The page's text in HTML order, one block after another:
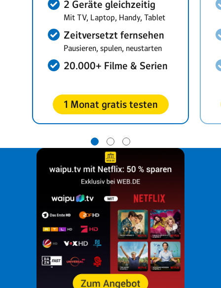
2 Geräte gleichzeitig
Mit TV, Laptop, Handy, Tablet
Zeitversetzt fernsehen
Pausieren, spulen, neustarten
20.000+ Filme & Serien
1 Monat gratis testen